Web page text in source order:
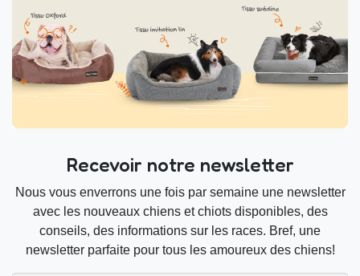
Recevoir notre newsletter
Nous vous enverrons une fois par semaine une newsletter
avec les nouveaux chiens et chiots disponibles, des
conseils, des informations sur les races. Bref, une
newsletter parfaite pour tous les amoureux des chiens!